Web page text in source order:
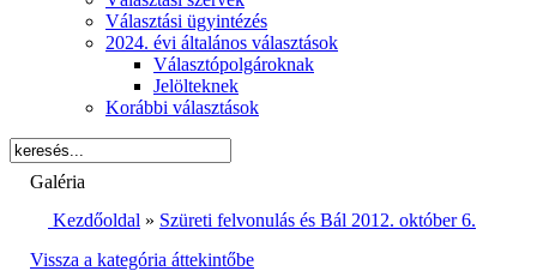
Választási ügyintézés
2024. évi általános választások
Választópolgároknak
Jelölteknek
Korábbi választások
Galéria
Kezdőoldal » Szüreti felvonulás és Bál 2012. október 6.
Vissza a kategória áttekintőbe